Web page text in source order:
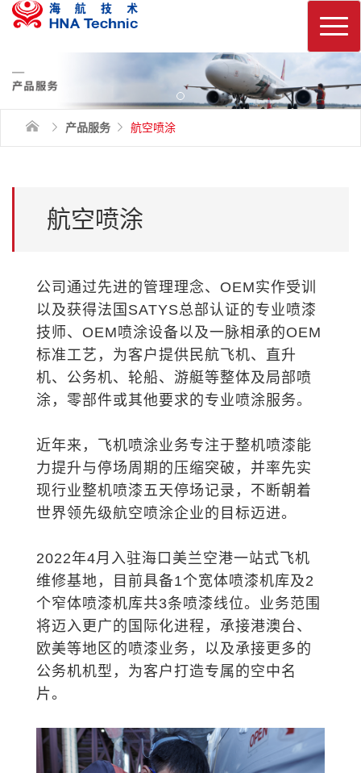
换
产品服务 航空喷涂
航空喷涂
涂，零部件或其他要求的专业喷涂服务。
世界领先级航空喷涂企业的目标迈进。
片。